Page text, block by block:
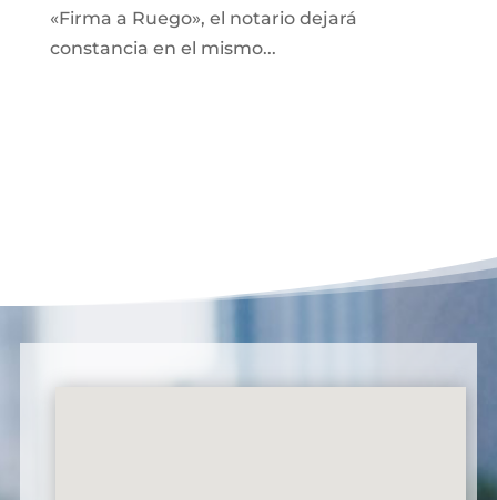
«Firma a Ruego», el notario dejará
constancia en el mismo...